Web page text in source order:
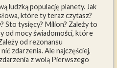
ludzką populację planety. Jak
które ty teraz czytasz?
Sto tysięcy? Milion? Zależy to
od mocy świadomości, które
od rezonansu
zdarzenia. Ale najczęściej,
z wolą Pierwszego